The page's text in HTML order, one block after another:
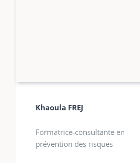
Khaoula FREJ
Formatrice-consultante en
prévention des risques